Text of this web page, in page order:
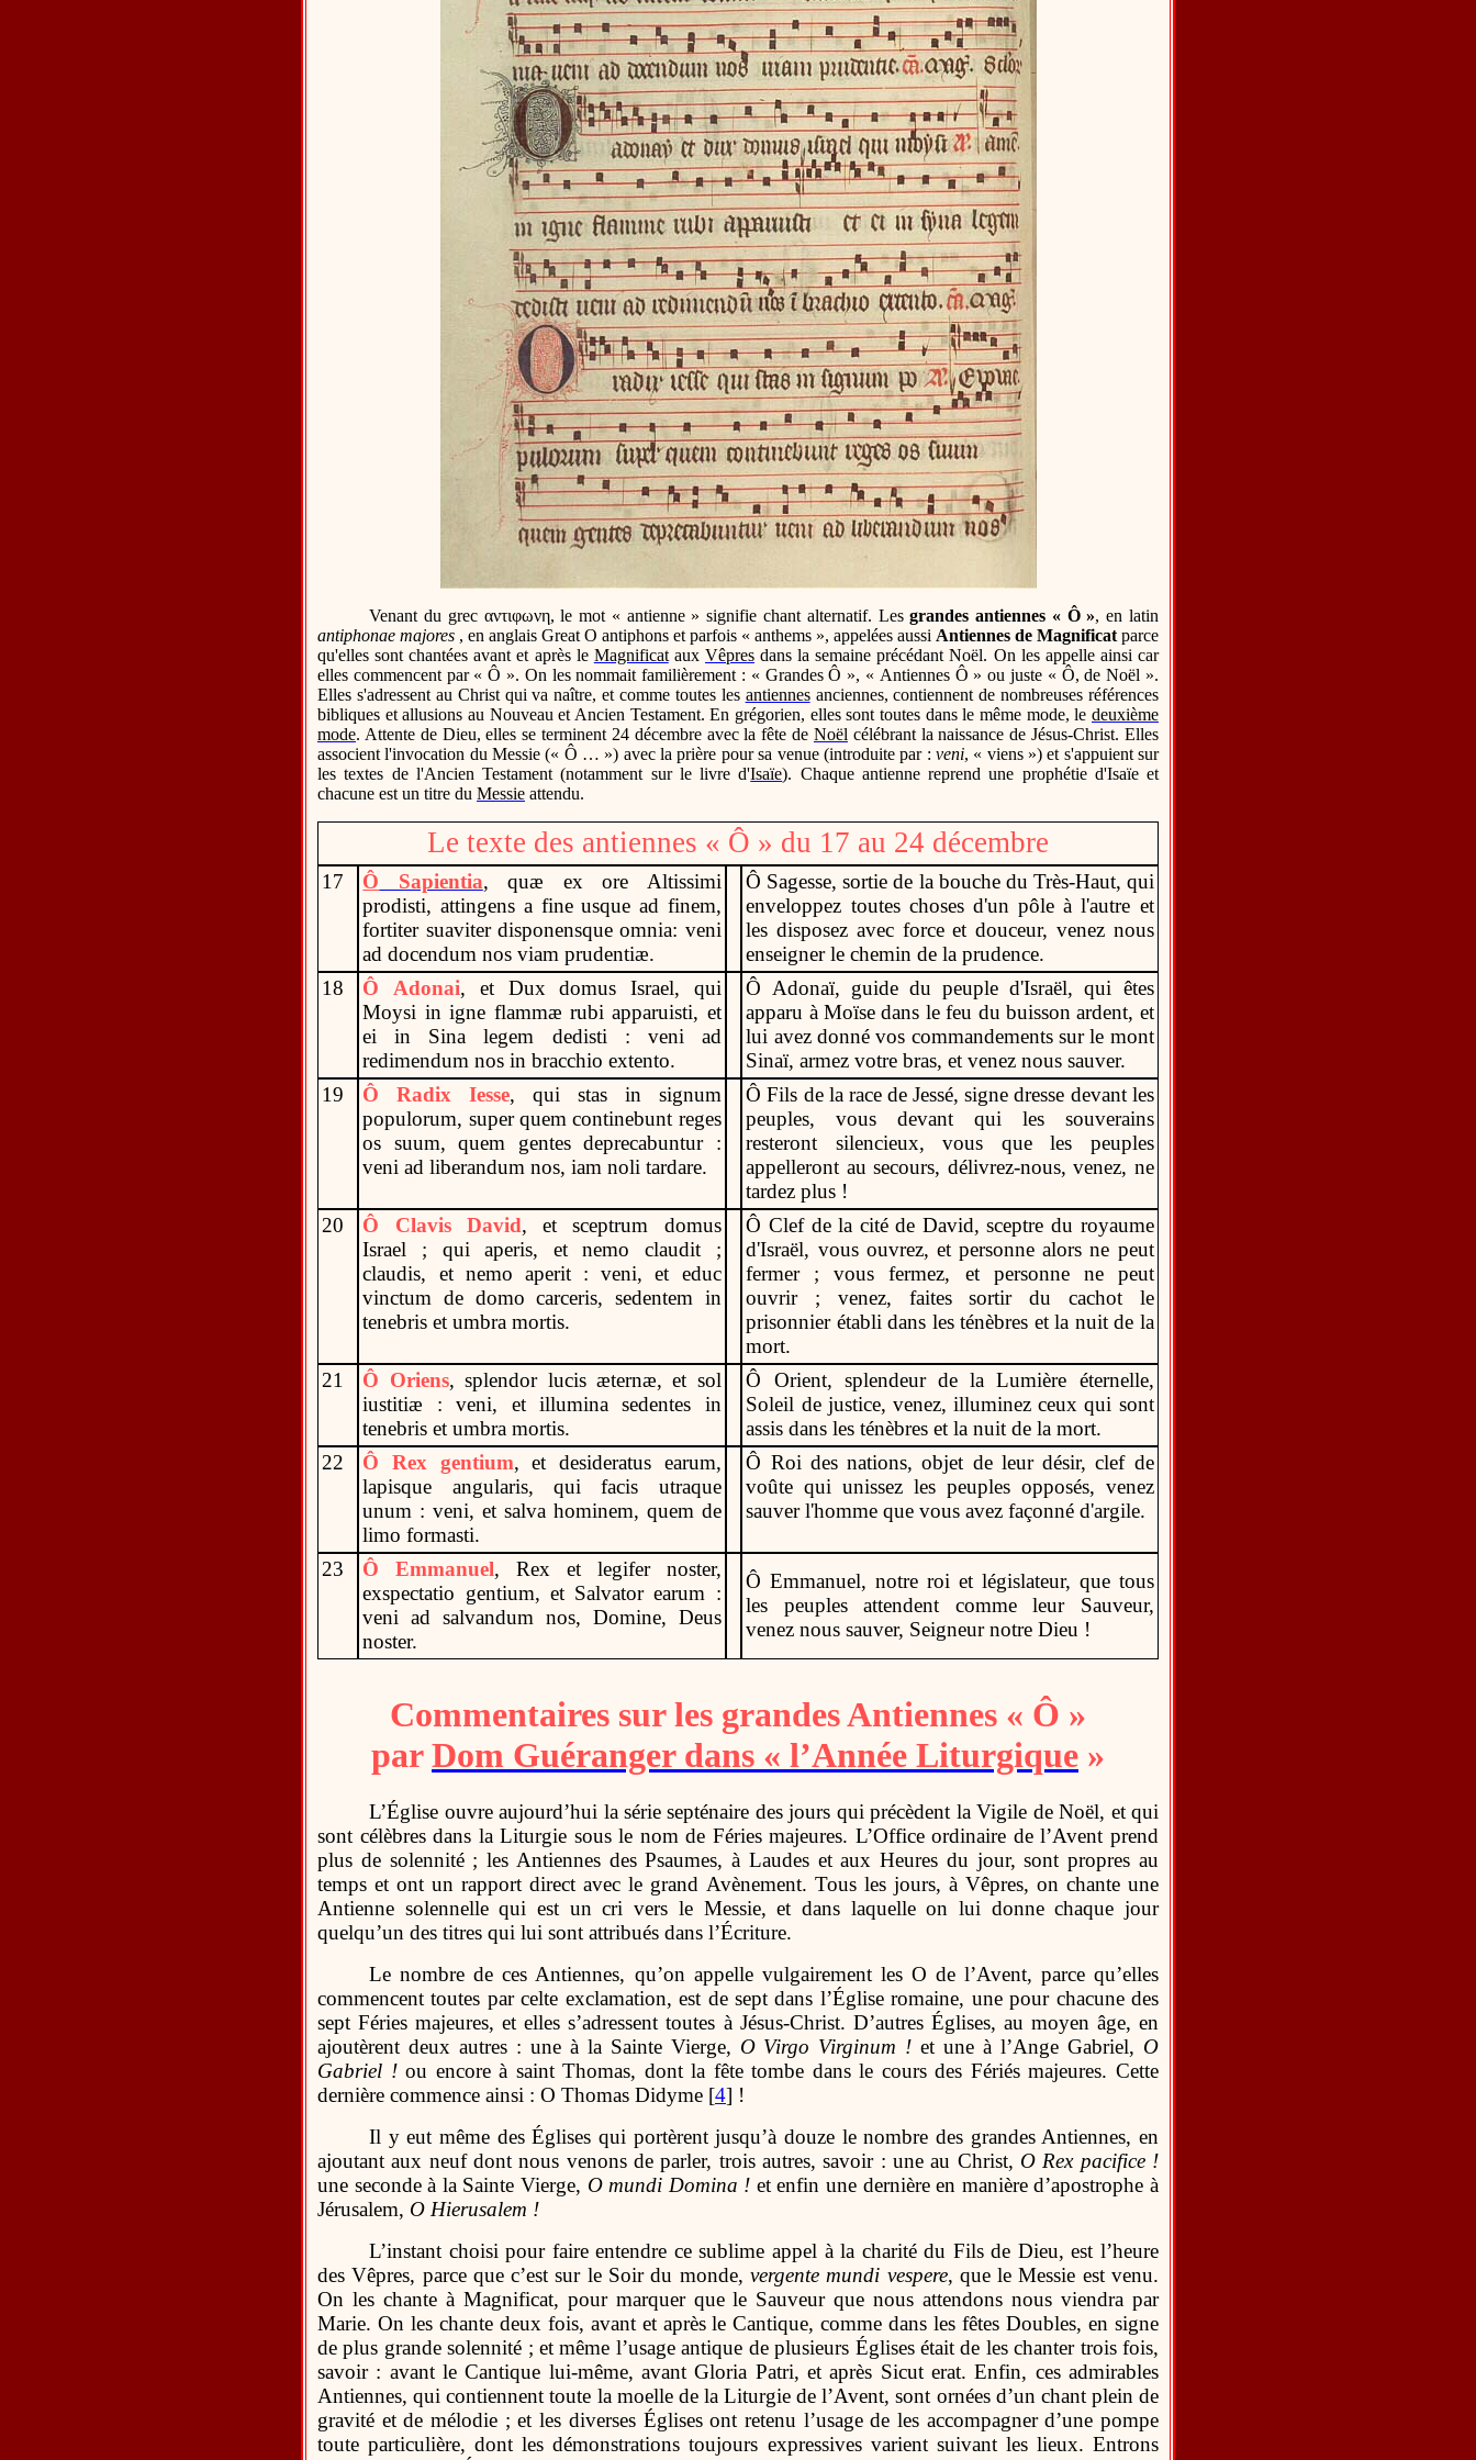
Venant du grec αντιφωνη, le mot « antienne » signifie chant alternatif. Lesgrandes antiennes « Ô », en latin
antiphonae majores , en anglais Great O antiphons et parfois « anthems », appelées aussi Antiennes de Magnificat parce
qu'elles sont chantées avant et après le Magnificataux Vêpresdans la semaine précédant Noël. On les appelle ainsi car
elles commencent par « Ô ». On les nommait familièrement : « Grandes Ô », « Antiennes Ô » ou juste « Ô, de Noël ».
Elles s'adressent au Christ qui va naître, et comme toutes les antiennesanciennes, contiennent de nombreuses références
bibliques et allusions au Nouveau et Ancien Testament. En grégorien, elles sont toutes dans le même mode, le deuxième
mode. Attente de Dieu, elles se terminent 24 décembre avec la fête de Noël célébrant la naissance de Jésus-Christ. Elles
associent l'invocation du Messie (« Ô … ») avec la prière pour sa venue (introduite par : veni, « viens ») et s'appuient sur
les textes de l'Ancien Testament (notamment sur le livre d'Isaïe). Chaque antienne reprend une prophétie d'Isaïe et
chacune est un titre du Messie attendu.
Le texte des antiennes « Ô » du 17 au 24 décembre
17 Ô Sapientia, quæ ex ore Altissimi
prodisti, attingens a fine usque ad finem,
fortiter suaviter disponensque omnia: veni
ad docendum nos viam prudentiæ.
Ô Sagesse, sortie de la bouche du Très-Haut, qui
enveloppez toutes choses d'un pôle à l'autre et
les disposez avec force et douceur, venez nous
enseigner le chemin de la prudence.
18
Ô Adonai, et Dux domus Israel, qui
Moysi in igne flammæ rubi apparuisti, et
ei in Sina legem dedisti : veni ad
redimendum nos in bracchio extento.
Ô Adonaï, guide du peuple d'Israël, qui êtes
apparu à Moïse dans le feu du buisson ardent, et
lui avez donné vos commandements sur le mont
Sinaï, armez votre bras, et venez nous sauver.
19
Ô Radix Iesse, qui stas in signum
populorum, super quem continebunt reges
os suum, quem gentes deprecabuntur :
veni ad liberandum nos, iam noli tardare.
Ô Fils de la race de Jessé, signe dresse devant les
peuples, vous devant qui les souverains
resteront silencieux, vous que les peuples
appelleront au secours, délivrez-nous, venez, ne
tardez plus !
20
Ô Clavis David, et sceptrum domus
Israel ; qui aperis, et nemo claudit ;
claudis, et nemo aperit : veni, et educ
vinctum de domo carceris, sedentem in
tenebris et umbra mortis.
Ô Clef de la cité de David, sceptre du royaume
d'Israël, vous ouvrez, et personne alors ne peut
fermer ; vous fermez, et personne ne peut
ouvrir ; venez, faites sortir du cachot le
prisonnier établi dans les ténèbres et la nuit de la
mort.
21
Ô Oriens, splendor lucis æternæ, et sol
iustitiæ : veni, et illumina sedentes in
tenebris et umbra mortis.
Ô Orient, splendeur de la Lumière éternelle,
Soleil de justice, venez, illuminez ceux qui sont
assis dans les ténèbres et la nuit de la mort.
22
Ô Rex gentium, et desideratus earum,
lapisque angularis, qui facis utraque
unum : veni, et salva hominem, quem de
limo formasti.
Ô Roi des nations, objet de leur désir, clef de
voûte qui unissez les peuples opposés, venez
sauver l'homme que vous avez façonné d'argile.
23 Ô Emmanuel, Rex et legifer noster,
exspectatio gentium, et Salvator earum :
veni ad salvandum nos, Domine, Deus
noster.
Ô Emmanuel, notre roi et législateur, que tous
les peuples attendent comme leur Sauveur,
venez nous sauver, Seigneur notre Dieu !
Commentaires sur les grandes Antiennes « Ô »
parDom Guéranger dans « l’Année Liturgique »
L’Église ouvre aujourd’hui la série septénaire des jours qui précèdent la Vigile de Noël, et qui
sont célèbres dans la Liturgie sous le nom de Féries majeures. L’Office ordinaire de l’Avent prend
plus de solennité ; les Antiennes des Psaumes, à Laudes et aux Heures du jour, sont propres au
temps et ont un rapport direct avec le grand Avènement. Tous les jours, à Vêpres, on chante une
Antienne solennelle qui est un cri vers le Messie, et dans laquelle on lui donne chaque jour
quelqu’un des titres qui lui sont attribués dans l’Écriture.
Le nombre de ces Antiennes, qu’on appelle vulgairement les O de l’Avent, parce qu’elles
commencent toutes par celte exclamation, est de sept dans l’Église romaine, une pour chacune des
sept Féries majeures, et elles s’adressent toutes à Jésus-Christ. D’autres Églises, au moyen âge, en
ajoutèrent deux autres : une à la Sainte Vierge, O Virgo Virginum ! et une à l’Ange Gabriel, O
Gabriel !ou encore à saint Thomas, dont la fête tombe dans le cours des Fériés majeures. Cette
dernière commence ainsi : O Thomas Didyme [4] !
Il y eut même des Églises qui portèrent jusqu’à douze le nombre des grandes Antiennes, en
ajoutant aux neuf dont nous venons de parler, trois autres, savoir : une au Christ, O Rex pacifice !
une seconde à la Sainte Vierge, O mundi Domina ! et enfin une dernière en manière d’apostrophe à
Jérusalem, O Hierusalem !
L’instant choisi pour faire entendre ce sublime appel à la charité du Fils de Dieu, est l’heure
des Vêpres, parce que c’est sur le Soir du monde, vergente mundi vespere, que le Messie est venu.
On les chante à Magnificat, pour marquer que le Sauveur que nous attendons nous viendra par
Marie. On les chante deux fois, avant et après le Cantique, comme dans les fêtes Doubles, en signe
de plus grande solennité ; et même l’usage antique de plusieurs Églises était de les chanter trois fois,
savoir : avant le Cantique lui-même, avant Gloria Patri, et après Sicut erat. Enfin, ces admirables
Antiennes, qui contiennent toute la moelle de la Liturgie de l’Avent, sont ornées d’un chant plein de
gravité et de mélodie ; et les diverses Églises ont retenu l’usage de les accompagner d’une pompe
toute particulière, dont les démonstrations toujours expressives varient suivant les lieux. Entrons